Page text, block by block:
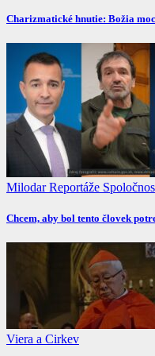
Charizmatické hnutie: Božia
MilodarReportáže
Chcem, aby bol tento človek
Viera a Cirkev